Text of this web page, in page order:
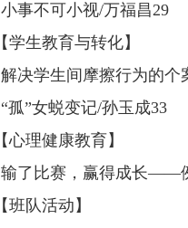
小事不可小视/万福昌29
【学生教育与转化】
解决学生间摩擦行为的个
“孤”女蜕变记/孙玉成33
【心理健康教育】
输了比赛，赢得成长——
【班队活动】